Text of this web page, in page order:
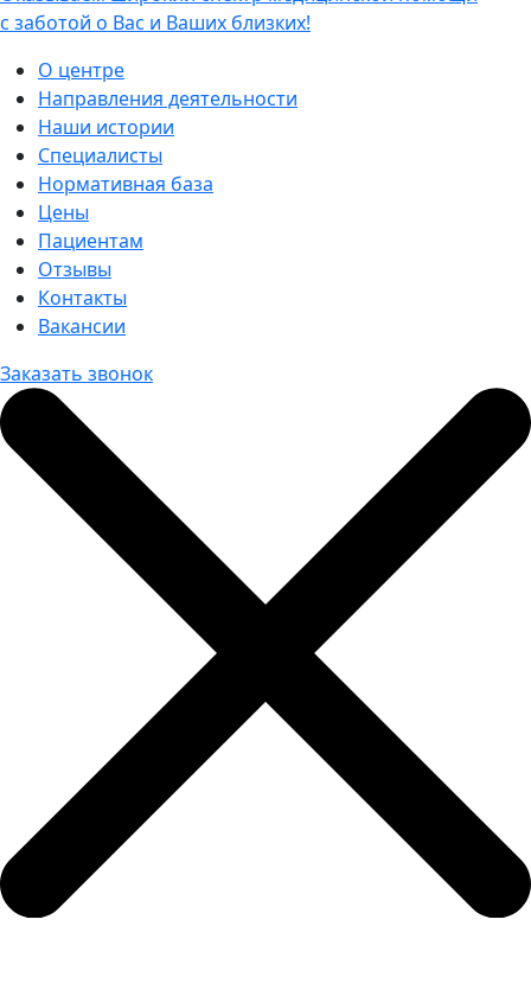
с заботой о Вас и Ваших близких!
О центре
Направления деятельности
Наши истории
Специалисты
Нормативная база
Цены
Пациентам
Отзывы
Контакты
Вакансии
Заказать звонок